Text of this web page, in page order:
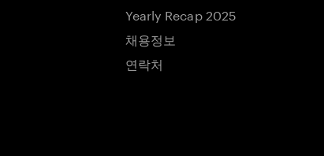
Yearly Recap 2025
채용정보
연락처